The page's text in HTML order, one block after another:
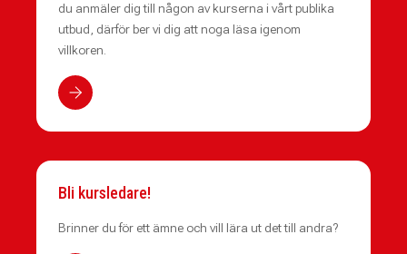
du anmäler dig till någon av kurserna i vårt publika
utbud, därför ber vi dig att noga läsa igenom
villkoren.
Bli kursledare!
Brinner du för ett ämne och vill lära ut det till andra?